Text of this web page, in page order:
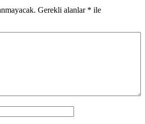
Gerekli alanlar * ile